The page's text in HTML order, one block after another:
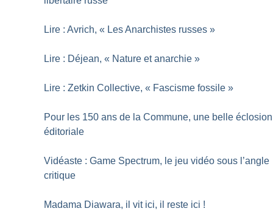
Lire : Avrich, « Les Anarchistes russes »
Lire : Déjean, « Nature et anarchie »
Lire : Zetkin Collective, « Fascisme fossile »
Pour les 150 ans de la Commune, une belle éclosion
éditoriale
Vidéaste : Game Spectrum, le jeu vidéo sous l’angle
critique
Madama Diawara, il vit ici, il reste ici !